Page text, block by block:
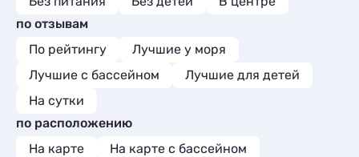
по отзывам
По рейтингу
Лучшие у моря
Лучшие с бассейном
Лучшие для детей
На сутки
по расположению
На карте
На карте с бассейном